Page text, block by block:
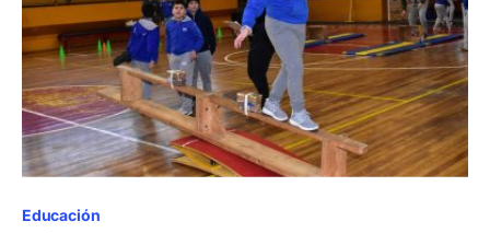
Educación